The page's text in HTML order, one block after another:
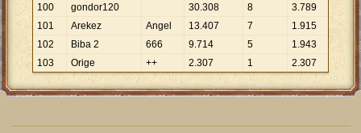
100
gondor120 30.308 8 3.789
101
Arekez Angel 13.407 7 1.915
102
Biba 2 666 9.714 5 1.943
103
Orige ++ 2.307 1 2.307